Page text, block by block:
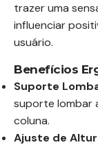
trazer uma
influenciar
usuário.
Benefícios
Suporte
suporte lombar
coluna.
Ajuste de